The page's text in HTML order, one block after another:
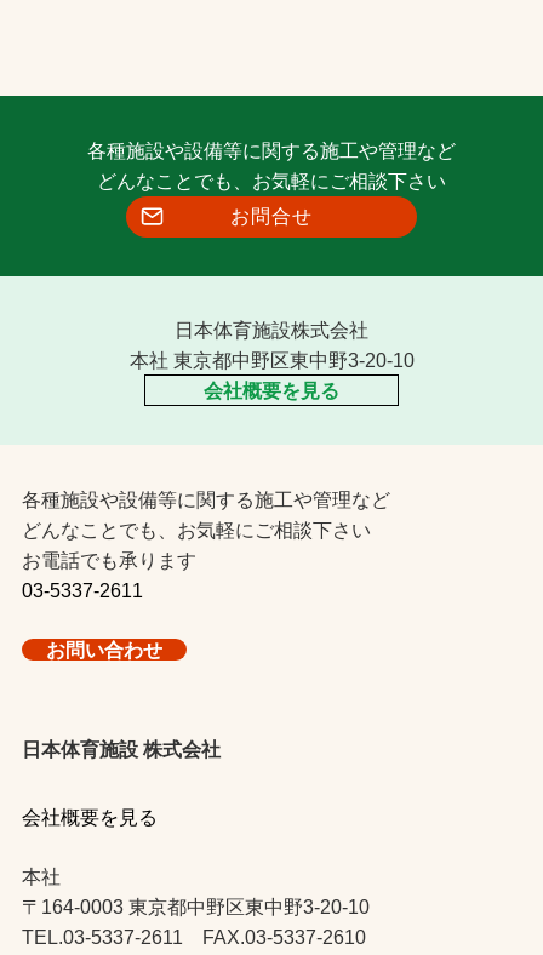
各種施設や設備等に関する施工や管理など
どんなことでも、お気軽にご相談下さい
お問合せ
日本体育施設株式会社
本社 東京都中野区東中野3-20-10
会社概要を見る
各種施設や設備等に関する施工や管理など
どんなことでも、お気軽にご相談下さい
お電話でも承ります
03-5337-2611
お問い合わせ
日本体育施設 株式会社
会社概要を見る
本社
〒164-0003 東京都中野区東中野3-20-10
TEL.03-5337-2611 FAX.03-5337-2610